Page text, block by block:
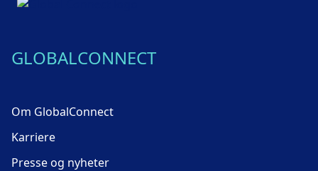
GLOBALCONNECT
Om GlobalConnect
Karriere
Presse og nyheter